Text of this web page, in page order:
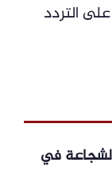
التردد
في